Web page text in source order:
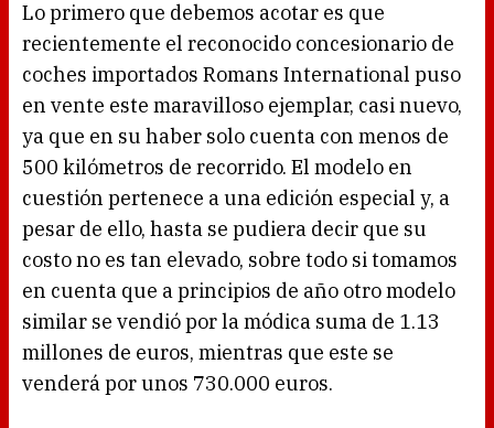
Lo primero que debemos acotar es que
recientemente el reconocido concesionario de
coches importados Romans International puso
en vente este maravilloso ejemplar, casi nuevo,
ya que en su haber solo cuenta con menos de
500 kilómetros de recorrido. El modelo en
cuestión pertenece a una edición especial y, a
pesar de ello, hasta se pudiera decir que su
costo no es tan elevado, sobre todo si tomamos
en cuenta que a principios de año otro modelo
similar se vendió por la módica suma de 1.13
millones de euros, mientras que este se
venderá por unos 730.000 euros.